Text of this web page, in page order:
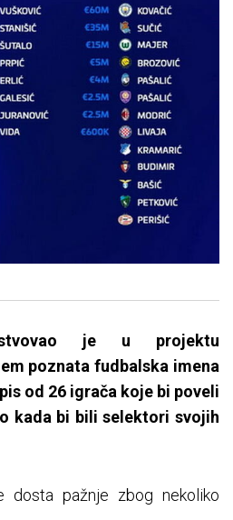
je u projektu
poznata fudbalska imena
od 26 igrača koje bi poveli
kada bi bili selektori svojih
dosta pažnje zbog nekoliko